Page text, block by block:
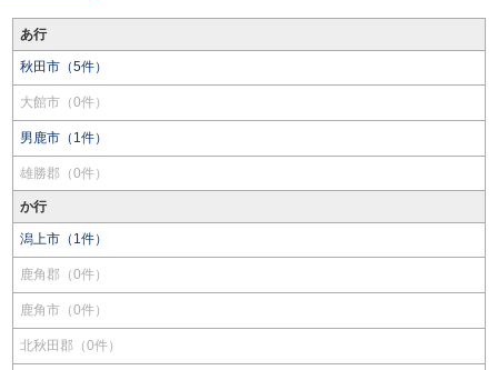
あ行
秋田市（5件）
大館市（0件）
男鹿市（1件）
雄勝郡（0件）
か行
潟上市（1件）
鹿角郡（0件）
鹿角市（0件）
北秋田郡（0件）